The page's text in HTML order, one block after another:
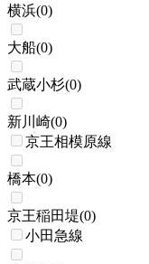
横浜(0)
大船(0)
武蔵小杉(0)
新川崎(0)
京王相模原線
橋本(0)
京王稲田堤(0)
小田急線